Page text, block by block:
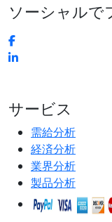
ソーシャルで
サービス
需給分析
経済分析
業界分析
製品分析